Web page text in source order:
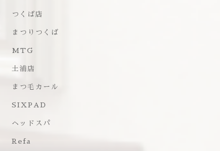
つくば店
まつりつくば
MTG
土浦店
まつ毛カール
SIXPAD
ヘッドスパ
Refa